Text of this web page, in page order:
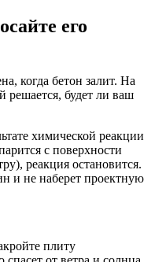
его
когда бетон залит. На
решается, будет ли ваш
химической реакции
с поверхности
реакция остановится.
и не наберет проектную
плиту